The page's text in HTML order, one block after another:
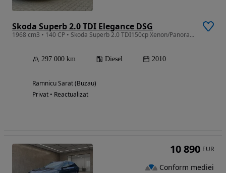
Skoda Superb 2.0 TDI Elegance DSG
1968 cm3 • 140 CP • Skoda Superb 2.0 TDI150cp Xenon/Panoramic/Navi/piele
297 000 km Diesel 2010
Ramnicu Sarat (Buzau)
Privat • Reactualizat
10 890 EUR
Conform mediei